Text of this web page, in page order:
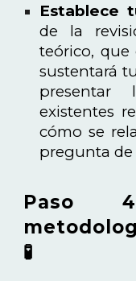
Establece
de la
teórico, que
sustentará
presentar
existentes
cómo se
pregunta
Paso
🧪